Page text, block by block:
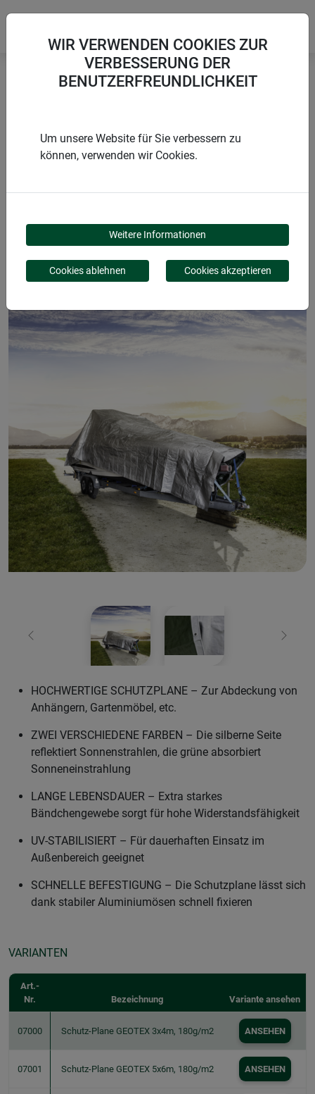
SCHUTZPLANE
GEOTEX
Zurück Weiter
HOCHWERTIGE SCHUTZPLANE – Zur Abdeckung von
Anhängern, Gartenmöbel, etc.
ZWEI VERSCHIEDENE FARBEN – Die silberne Seite
reflektiert Sonnenstrahlen, die grüne absorbiert
Sonneneinstrahlung
LANGE LEBENSDAUER – Extra starkes
Bändchengewebe sorgt für hohe Widerstandsfähigkeit
UV-STABILISIERT – Für dauerhaften Einsatz im
Außenbereich geeignet
SCHNELLE BEFESTIGUNG – Die Schutzplane lässt sich
dank stabiler Aluminiumösen schnell fixieren
VARIANTEN
Art.-
Nr.
Bezeichnung Variante ansehen
07000 Schutz-Plane GEOTEX 3x4m, 180g/m2 ANSEHEN
07001 Schutz-Plane GEOTEX 5x6m, 180g/m2 ANSEHEN
WIR VERWENDEN COOKIES ZUR
VERBESSERUNG DER
BENUTZERFREUNDLICHKEIT
Um unsere Website für Sie verbessern zu
können, verwenden wir Cookies.
Weitere Informationen
Cookies ablehnen Cookies akzeptieren